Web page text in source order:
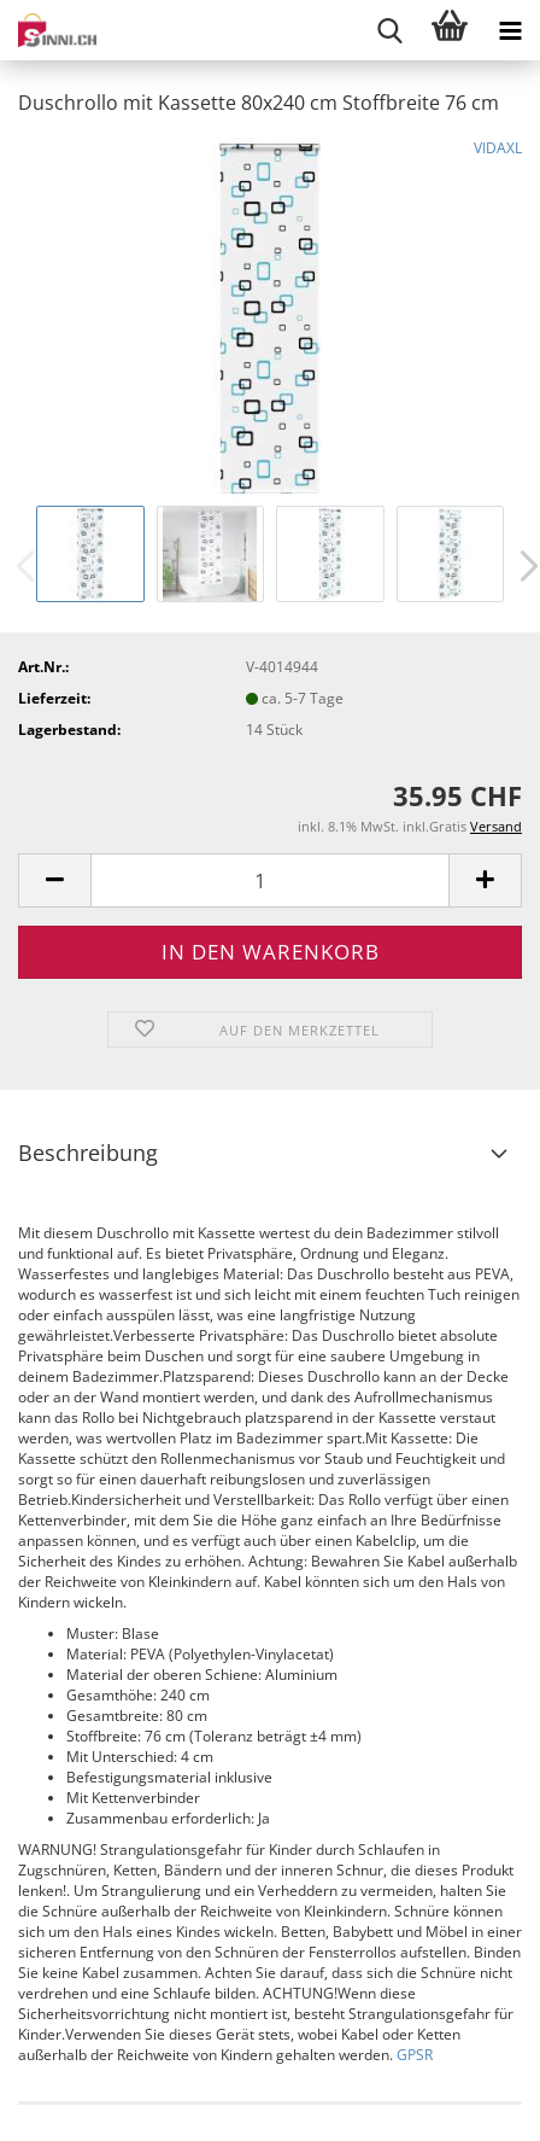
Duschrollo mit Kassette 80x240 cm Stoffbreite 76 cm
VIDAXL
Art.Nr.:
V-4014944
Lieferzeit:
ca. 5-7 Tage
Lagerbestand:
14Stück
35.95 CHF
inkl. 8.1% MwSt. inkl.Gratis Versand
AUF DEN MERKZETTEL
Beschreibung
Mit diesem Duschrollo mit Kassette wertest du dein Badezimmer stilvoll
und funktional auf. Es bietet Privatsphäre, Ordnung und Eleganz.
Wasserfestes und langlebiges Material: Das Duschrollo besteht aus PEVA,
wodurch es wasserfest ist und sich leicht mit einem feuchten Tuch reinigen
oder einfach ausspülen lässt, was eine langfristige Nutzung
gewährleistet.Verbesserte Privatsphäre: Das Duschrollo bietet absolute
Privatsphäre beim Duschen und sorgt für eine saubere Umgebung in
deinem Badezimmer.Platzsparend: Dieses Duschrollo kann an der Decke
oder an der Wand montiert werden, und dank des Aufrollmechanismus
kann das Rollo bei Nichtgebrauch platzsparend in der Kassette verstaut
werden, was wertvollen Platz im Badezimmer spart.Mit Kassette: Die
Kassette schützt den Rollenmechanismus vor Staub und Feuchtigkeit und
sorgt so für einen dauerhaft reibungslosen und zuverlässigen
Betrieb.Kindersicherheit und Verstellbarkeit: Das Rollo verfügt über einen
Kettenverbinder, mit dem Sie die Höhe ganz einfach an Ihre Bedürfnisse
anpassen können, und es verfügt auch über einen Kabelclip, um die
Sicherheit des Kindes zu erhöhen. Achtung: Bewahren Sie Kabel außerhalb
der Reichweite von Kleinkindern auf. Kabel könnten sich um den Hals von
Kindern wickeln.
Muster: Blase
Material: PEVA (Polyethylen-Vinylacetat)
Material der oberen Schiene: Aluminium
Gesamthöhe: 240 cm
Gesamtbreite: 80 cm
Stoffbreite: 76 cm (Toleranz beträgt ±4 mm)
Mit Unterschied: 4 cm
Befestigungsmaterial inklusive
Mit Kettenverbinder
Zusammenbau erforderlich: Ja
WARNUNG! Strangulationsgefahr für Kinder durch Schlaufen in
Zugschnüren, Ketten, Bändern und der inneren Schnur, die dieses Produkt
lenken!. Um Strangulierung und ein Verheddern zu vermeiden, halten Sie
die Schnüre außerhalb der Reichweite von Kleinkindern. Schnüre können
sich um den Hals eines Kindes wickeln. Betten, Babybett und Möbel in einer
sicheren Entfernung von den Schnüren der Fensterrollos aufstellen. Binden
Sie keine Kabel zusammen. Achten Sie darauf, dass sich die Schnüre nicht
verdrehen und eine Schlaufe bilden. ACHTUNG!Wenn diese
Sicherheitsvorrichtung nicht montiert ist, besteht Strangulationsgefahr für
Kinder.Verwenden Sie dieses Gerät stets, wobei Kabel oder Ketten
außerhalb der Reichweite von Kindern gehalten werden.GPSR